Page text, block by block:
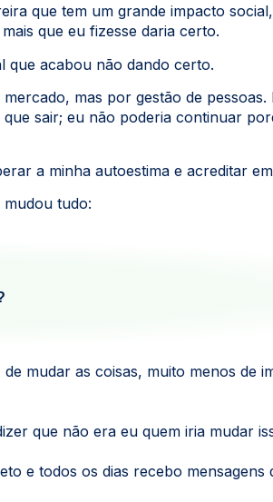
que tem um grande impacto
que eu fizesse daria certo.
que acabou não dando certo.
mas por gestão de
sair; eu não poderia continuar
a minha autoestima e acreditar
tudo:
mudar as coisas, muito menos de
que não era eu quem iria mudar
e todos os dias recebo